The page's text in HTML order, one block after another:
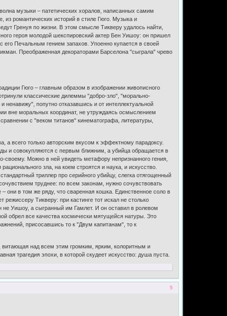
музыки – патетических хоралов, написанных самим
из романтических историй в стиле Гюго. Музыка и
Гренуя по жизни. В этом смысле Тикверу удалось найти,
героя молодой шекспировский актер Бен Уишоу: он пришел
Печальным гением запахов. Упоенно купается в своей
Преображенная декораторами Барселона "сыграла" чрево
Гюго – главным образом в изображении живописного
классические дилеммы "добро-зло", "морально-
попутно отказавшись и от интеллектуальной
вне моральных координат, не утруждаясь осмыслением
с "веком титанов" кинематографа, литературы,
всего только авторским вкусом к эффектному парадоксу.
и совокупляются с первым ближним, а убийца обращается в
своему. Можно в ней увидеть метафору непризнанного гения,
зла, на коем строятся и наука, и искусство.
триллер про серийного убийцу, слегка отягощенный
труднее: по всем законам, нужно сочувствовать
они в том же ряду, что сваренная кошка. Единственное соло в
Тикверу: при кастинге тот искал не столько
не Уишоу, а сыгранный им Гамлет. И он оставил в ролевом
обрел все качества космически мятущейся натуры. Это
присосавшись то к "Двум капитанам", то к
над всем этим громким, ярким, колоритным и
трагедия эпохи, в которой скудеет искусство: душа пуста.
5